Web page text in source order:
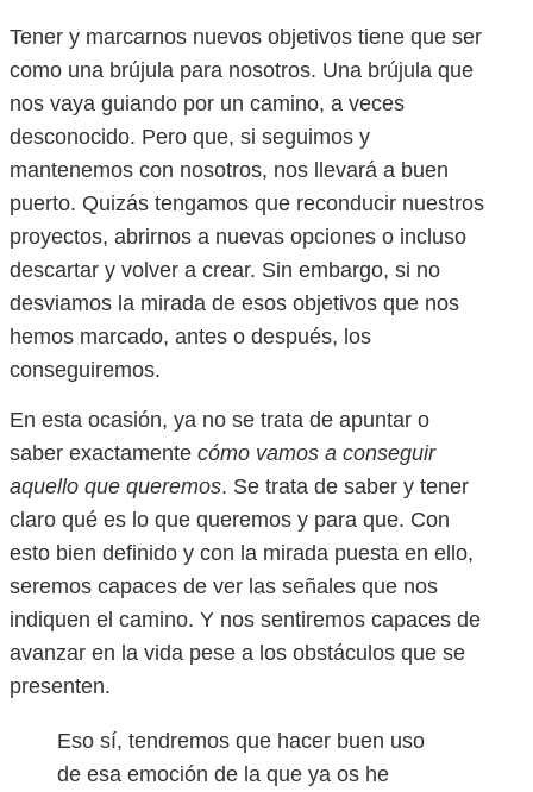
Tener y marcarnos nuevos objetivos tiene que ser
como una brújula para nosotros. Una brújula que
nos vaya guiando por un camino, a veces
desconocido. Pero que, si seguimos y
mantenemos con nosotros, nos llevará a buen
puerto. Quizás tengamos que reconducir nuestros
proyectos, abrirnos a nuevas opciones o incluso
descartar y volver a crear. Sin embargo, si no
desviamos la mirada de esos objetivos que nos
hemos marcado, antes o después, los
conseguiremos.
En esta ocasión, ya no se trata de apuntar o
saber exactamente cómo vamos a conseguir
aquello que queremos. Se trata de saber y tener
claro qué es lo que queremos y para que. Con
esto bien definido y con la mirada puesta en ello,
seremos capaces de ver las señales que nos
indiquen el camino. Y nos sentiremos capaces de
avanzar en la vida pese a los obstáculos que se
presenten.
Eso sí, tendremos que hacer buen uso
de esa emoción de la que ya os he